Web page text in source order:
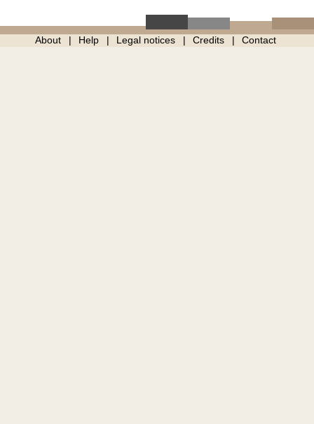
About Help Legal notices Credits Contact